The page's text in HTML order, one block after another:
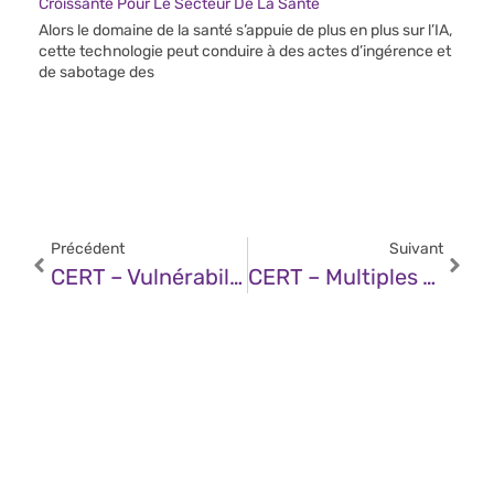
Croissante Pour Le Secteur De La Santé
Alors le domaine de la santé s’appuie de plus en plus sur l’IA,
cette technologie peut conduire à des actes d’ingérence et
de sabotage des
Précédent
CERT – Vulnérabilité Dans Centreon Web (22 Novembre 2024)
Suivant
CERT – Multiples Vulnérabilités Dans Le Noyau Linux D’Ubuntu (22 Novembre 2024)